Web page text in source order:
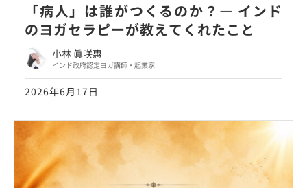
「病人」は誰がつくるのか？― インド
のヨガセラピーが教えてくれたこと
小林 眞咲惠
インド政府認定ヨガ講師・起業家
2026年6月17日